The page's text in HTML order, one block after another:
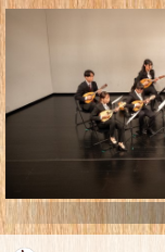
第45回定期演奏会